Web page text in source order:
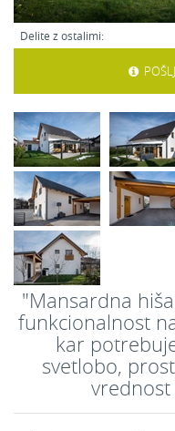
Delite z ostalimi:
"Mansardna
funkcionalnost
kar
svetlobo,
vrednost